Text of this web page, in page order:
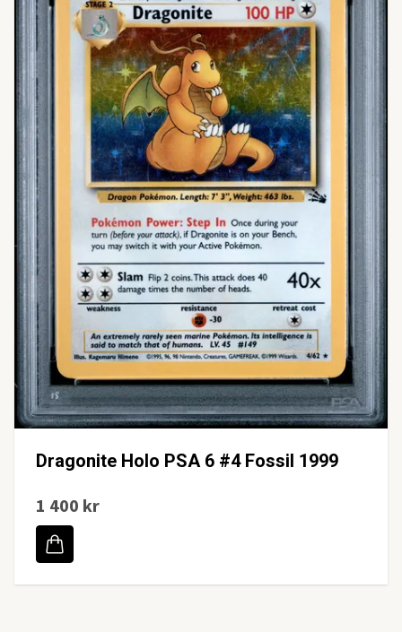
Dragonite Holo PSA 6 #4 Fossil 1999
1 400 kr